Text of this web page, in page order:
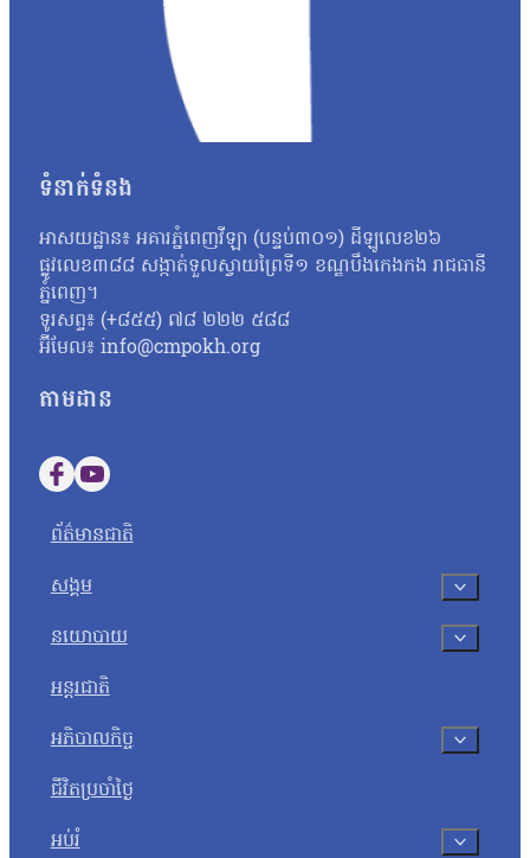
ទុកដាក់ជាងមុន ដើម្បីចូលរួមលុបបំបាត់ការដាក់អន្ទាក់។ ខ្ញុំមើលឃើញថ
យោងតាមរបាយការណ៍ឆ្នាំ ២០២០ របស់អង្គការមូលនិធិពិភពលោកសម្រ
កណ្តាលនៃវិបត្តិអន្ទាក់នៅក្នុងតំបន់។ ទន្ទឹមនឹងនេះ ការសិក្សារួមគ្ន
ធ្លាក់ចុះ ៦៥% និងចំនួនជ្រូកព្រៃបានថយចុះ ១៥%។ អ្នកនាំពាក្យក្រសួ
ចាប់ជនល្មើសមកផ្ដន្ទាទោស។ លោកបន្ថែមថាក្រសួងបរិស្ថានបានធ្វើ
ធនធានធម្មជាតិរបស់យើង ចាំបាច់យើងរួមគ្នាការពារហើយនិងប្រយុទ្ធ
ជាមួយអាជ្ញាធរ រដ្ឋបាលខេត្ត ក្រុង ស្រុកដែលមានតំបន់ការពារចូលរួមអ
យើងក៏បានអភិវឌ្ឍន៍តំបន់ទេសចរណ៍ធម្មជាតិជួយឲ្យប្រជាពលរដ្ឋទទួ
ទំនាក់ទំនង
អាសយដ្ឋាន៖ អគារភ្នំពេញវីឡា (បន្ទប់៣០១) ដីឡូលេខ២៦
ផ្លូវលេខ៣៨៨ សង្កាត់ទួលស្វាយព្រៃទី១ ខណ្ឌបឹងកេងកង រាជធានី
ភ្នំពេញ។
ទូរសព្ទ៖ (+៨៥៥) ៧៨ ២២២ ៥៨៨
អ៊ីមែល៖ info@cmpokh.org
តាមដាន
Follow us on Facebook
Follow us on YouTube
ព័ត៌មានជាតិ
សង្គម
នយោបាយ
អន្តរជាតិ
អភិបាលកិច្ច
ជីវិតប្រចាំថ្ងៃ
អប់រំ